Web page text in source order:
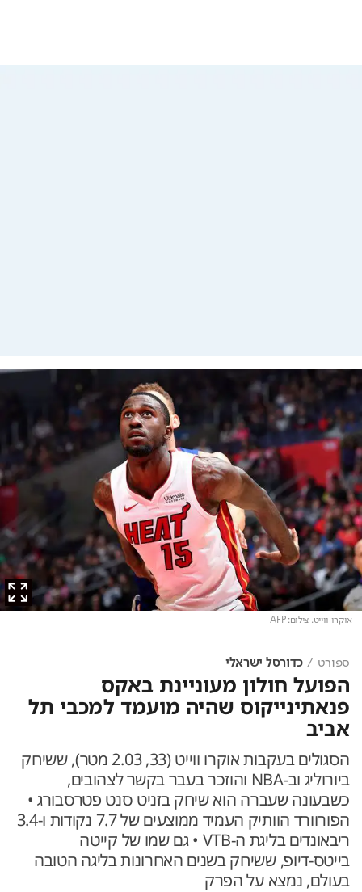
אוקרו ווייט. צילום: AFP
ספורט כדורסל ישראלי
הפועל חולון מעוניינת באקס
פנאתינייקוס שהיה מועמד למכבי תל
אביב
הסגולים בעקבות אוקרו ווייט (33, 2.03 מטר), ששיחק
ביורוליג וב-NBA והוזכר בעבר בקשר לצהובים,
כשבעונה שעברה הוא שיחק בזניט סנט פטרסבורג •
הפורוורד הוותיק העמיד ממוצעים של 7.7 נקודות ו-3.4
ריבאונדים בליגת ה-VTB • גם שמו של קייטה
בייטס-דיופ, ששיחק בשנים האחרונות בליגה הטובה
בעולם, נמצא על הפרק